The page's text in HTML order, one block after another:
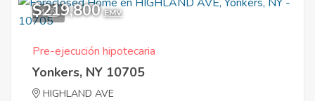
4
$219,800 EMV
Pre-ejecución hipotecaria
Yonkers, NY 10705
HIGHLAND AVE